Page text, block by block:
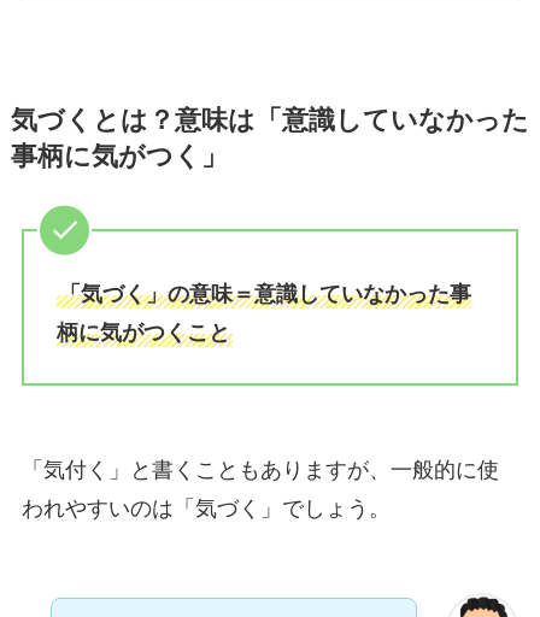
気づくとは？意味は「意識していなかった
事柄に気がつく」
「気づく」の意味＝意識していなかった事
柄に気がつくこと
「気付く」と書くこともありますが、一般的に使
われやすいのは「気づく」でしょう。